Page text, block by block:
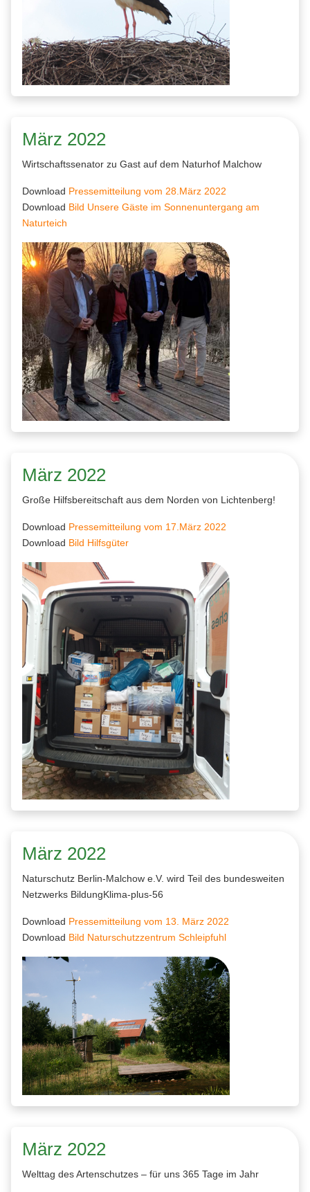
März 2022
Wirtschaftssenator zu Gast auf dem Naturhof Malchow
Download Pressemitteilung vom 28.März 2022
Download Bild Unsere Gäste im Sonnenuntergang am
Naturteich
März 2022
Große Hilfsbereitschaft aus dem Norden von Lichtenberg!
Download Pressemitteilung vom 17.März 2022
Download Bild Hilfsgüter
März 2022
Naturschutz Berlin-Malchow e.V. wird Teil des bundesweiten
Netzwerks BildungKlima-plus-56
Download Pressemitteilung vom 13. März 2022
Download Bild Naturschutzzentrum Schleipfuhl
März 2022
Welttag des Artenschutzes – für uns 365 Tage im Jahr